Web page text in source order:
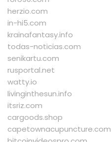
herzio.com
in-hi5.com
krainafantasy.info
todas-noticias.com
senikartu.com
rusportal.net
watty.io
livinginthesun.info
itsriz.com
cargoods.shop
capetownacupuncture.com